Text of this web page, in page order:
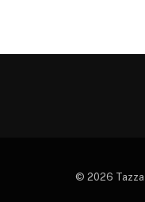
© 2026 Tazza